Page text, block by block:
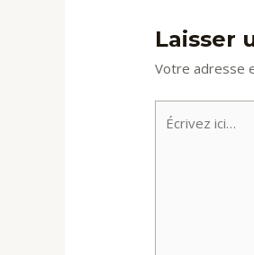
Laisser
Votre adresse
Écrivez